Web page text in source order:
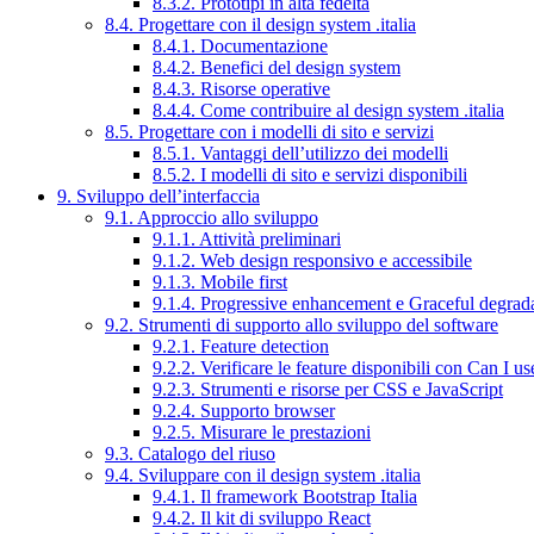
8.4. Progettare con il design system .italia
8.4.1. Documentazione
8.4.2. Benefici del design system
8.4.3. Risorse operative
8.4.4. Come contribuire al design system .italia
8.5. Progettare con i modelli di sito e servizi
8.5.1. Vantaggi dell’utilizzo dei modelli
8.5.2. I modelli di sito e servizi disponibili
9. Sviluppo dell’interfaccia
9.1. Approccio allo sviluppo
9.1.1. Attività preliminari
9.1.2. Web design responsivo e accessibile
9.1.3. Mobile first
9.1.4. Progressive enhancement e Graceful
9.2. Strumenti di supporto allo sviluppo del software
9.2.1. Feature detection
9.2.2. Verificare le feature disponibili con Can I
9.2.3. Strumenti e risorse per CSS e JavaScript
9.2.4. Supporto browser
9.2.5. Misurare le prestazioni
9.3. Catalogo del riuso
9.4. Sviluppare con il design system .italia
9.4.1. Il framework Bootstrap Italia
9.4.2. Il kit di sviluppo React